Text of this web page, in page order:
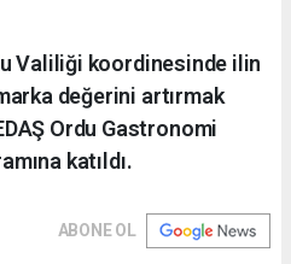
Valiliği koordinesinde ilin
değerini artırmak
Ordu Gastronomi
katıldı.
ABONE OL